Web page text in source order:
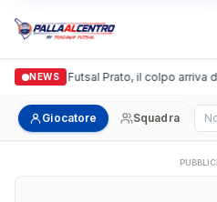
NEWS
Italgronda Futsal Prato, il colpo arriva
Giocatore Squadra